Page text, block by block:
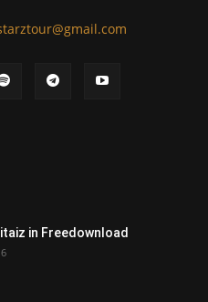
in Freedownload